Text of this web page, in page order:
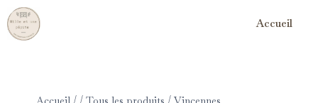
Accueil